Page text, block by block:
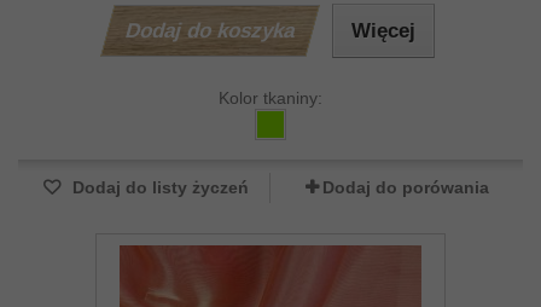
Dodaj do koszyka Więcej
Kolor tkaniny:
Dodaj do listy życzeń Dodaj do porówania